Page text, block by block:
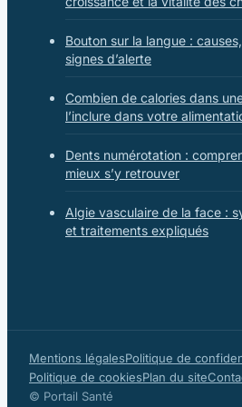
Bouton sur la langue :
signes d’alerte
Combien de calories dans
l’inclure dans votre
Dents numérotation :
mieux s’y retrouver
Algie vasculaire de la face :
et traitements expliqués
Mentions légalesPolitique de
Politique de cookiesPlan du site
© Portail Santé